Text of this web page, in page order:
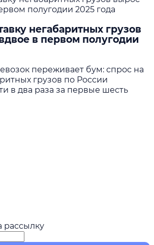
негабаритных грузов
в первом полугодии
переживает бум: спрос на
грузов по России
в два раза за первые шесть
рассылку